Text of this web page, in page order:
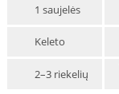
1 saujelės
Keleto
2–3 riekelių